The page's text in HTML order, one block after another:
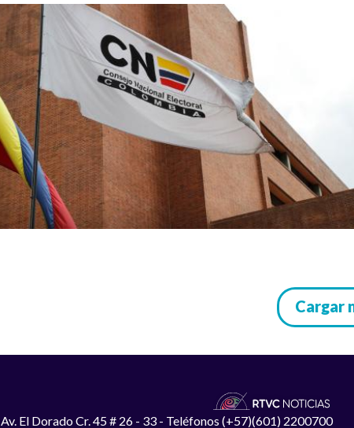
Cargar
Av. El Dorado Cr. 45 # 26 - 33 - Teléfonos (+57)(601) 2200700